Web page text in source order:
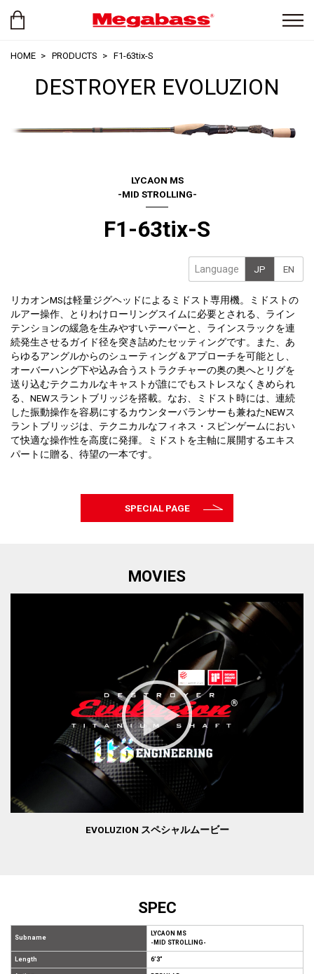
HOME PRODUCTS F1-63tix-S
DESTROYER EVOLUZION
LYCAON MS
-MID STROLLING-
F1-63tix-S
Language JP EN
リカオンMSは軽量ジグヘッドによるミドスト専用機。ミドストの
ルアー操作、とりわけローリングスイムに必要とされる、ライン
テンションの緩急を生みやすいテーパーと、ラインスラックを連
続発生させるガイド径を突き詰めたセッティングです。また、あ
らゆるアングルからのシューティング＆アプローチを可能とし、
オーバーハング下や込み合うストラクチャーの奥の奥へとリグを
送り込むテクニカルなキャストが誰にでもストレスなくきめられ
る、NEWスラントブリッジを搭載。なお、ミドスト時には、連続
した振動操作を容易にするカウンターバランサーも兼ねたNEWス
ラントブリッジは、テクニカルなフィネス・スピンゲームにおい
て快適な操作性を高度に発揮。ミドストを主軸に展開するエキス
パートに贈る、待望の一本です。
SPECIAL PAGE
MOVIES
EVOLUZION スペシャルムービー
SPEC
Subname
LYCAON MS
-MID STROLLING-
Length 6’3”